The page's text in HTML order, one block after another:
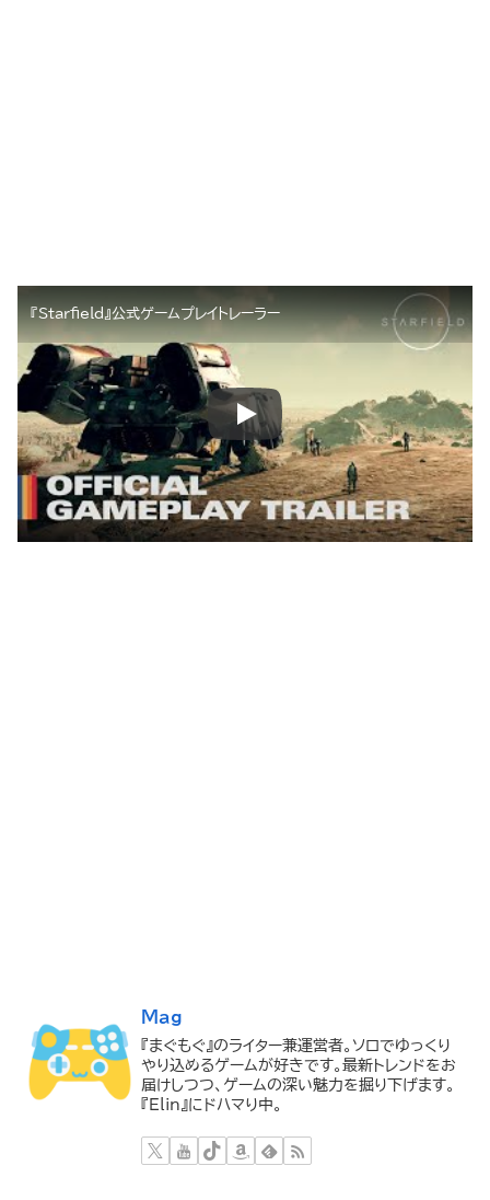
『Starfield』公式ゲームプレイトレーラー
Mag
『まぐもぐ』のライター兼運営者。ソロでゆっくり
やり込めるゲームが好きです。最新トレンドをお
届けしつつ、ゲームの深い魅力を掘り下げます。
『Elin』にドハマり中。